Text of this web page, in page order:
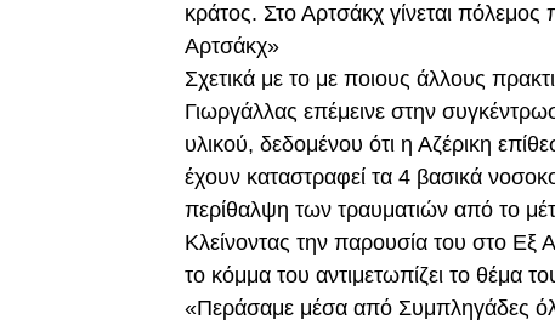
κράτος. Στο Αρτσάκχ γίνεται
Αρτσάκχ»
Σχετικά με το με ποιους άλλους
Γιωργάλλας επέμεινε στην
υλικού, δεδομένου ότι η Αζέρικη
έχουν καταστραφεί τα 4 βασικά
περίθαλψη των τραυματιών από το
Κλείνοντας την παρουσία του στο
το κόμμα του αντιμετωπίζει το θέμα
«Περάσαμε μέσα από Συμπληγάδες